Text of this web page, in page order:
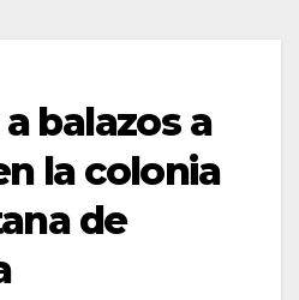
balazos a
la colonia
de